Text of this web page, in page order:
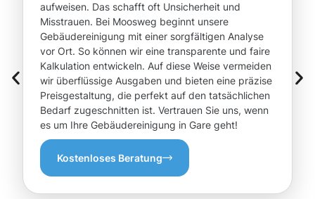
aufweisen. Das schafft oft Unsicherheit und
Misstrauen. Bei Moosweg beginnt unsere
Gebäudereinigung mit einer sorgfältigen Analyse
vor Ort. So können wir eine transparente und faire
Kalkulation entwickeln. Auf diese Weise vermeiden
wir überflüssige Ausgaben und bieten eine präzise
Preisgestaltung, die perfekt auf den tatsächlichen
Bedarf zugeschnitten ist. Vertrauen Sie uns, wenn
es um Ihre Gebäudereinigung in Gare geht!
Kostenloses Beratung